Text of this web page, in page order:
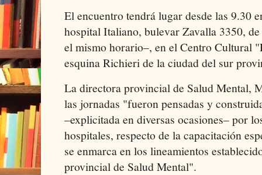
El encuentro tendrá lugar desde las 9.30
hospital Italiano, bulevar Zavalla 3350,
el mismo horario–, en el Centro Cultural
esquina Richieri de la ciudad del sur
La directora provincial de Salud Mental,
las jornadas "fueron pensadas y
–explicitada en diversas ocasiones– por
hospitales, respecto de la capacitación
se enmarca en los lineamientos
provincial de Salud Mental".